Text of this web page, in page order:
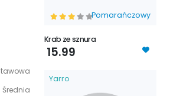
Średnia
Pomarańczowy
Krab ze sznura
15.99
Yarro